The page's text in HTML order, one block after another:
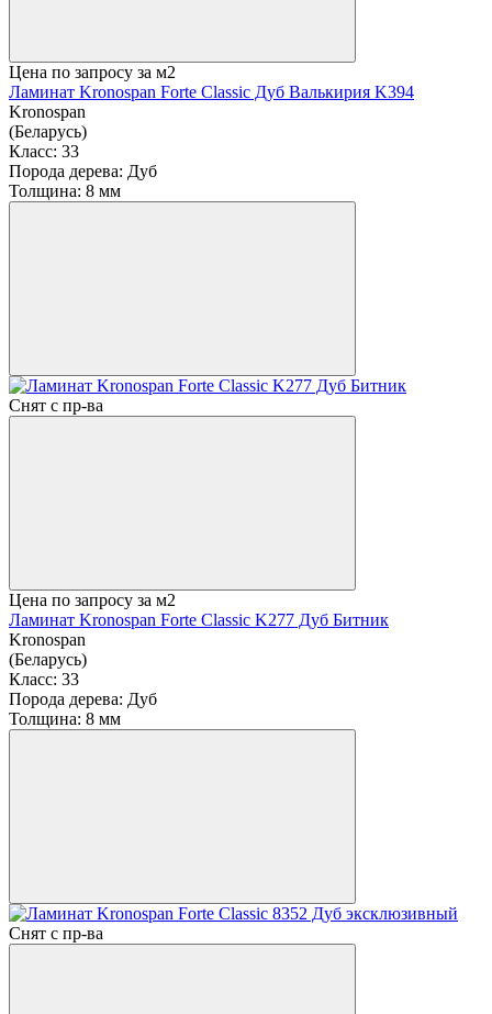
Цена по запросу за м2
Ламинат Kronospan Forte Classic Дуб Валькирия K394
Kronospan
(Беларусь)
Класс: 33
Порода дерева: Дуб
Толщина: 8 мм
Снят с пр-ва
Цена по запросу за м2
Ламинат Kronospan Forte Classic K277 Дуб Битник
Kronospan
(Беларусь)
Класс: 33
Порода дерева: Дуб
Толщина: 8 мм
Снят с пр-ва